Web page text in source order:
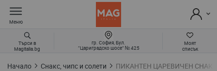
Меню
Търси в
Magitalia.bg
Моят
списък
гр. София, Бул.
“Цариградско шосе“ № 425
Начало Снакс, чипс и солети ПИКАНТЕН ЦАРЕВИЧЕН СНАКС-